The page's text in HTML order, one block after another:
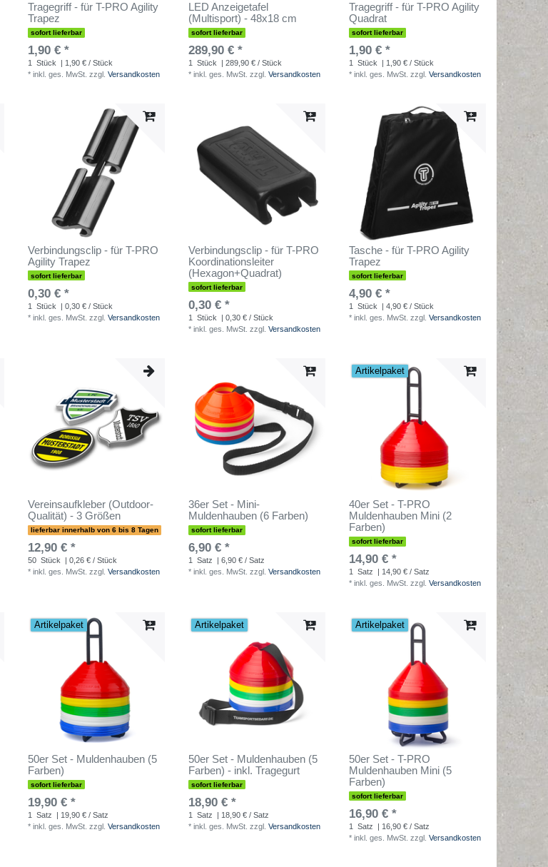
Tragegriff - für T-PRO Agility
Trapez
sofort lieferbar
1,90 € *
1 Stück
| 1,90 € / Stück
* inkl. ges. MwSt. zzgl. Versandkosten
LED Anzeigetafel
(Multisport) - 48x18 cm
sofort lieferbar
289,90 € *
1 Stück
| 289,90 € / Stück
* inkl. ges. MwSt. zzgl. Versandkosten
Tragegriff - für T-PRO Agility
Quadrat
sofort lieferbar
1,90 € *
1 Stück
| 1,90 € / Stück
* inkl. ges. MwSt. zzgl. Versandkosten
Verbindungsclip - für T-PRO
Agility Trapez
sofort lieferbar
0,30 € *
1 Stück
| 0,30 € / Stück
* inkl. ges. MwSt. zzgl. Versandkosten
Verbindungsclip - für T-PRO
Koordinationsleiter
(Hexagon+Quadrat)
sofort lieferbar
0,30 € *
1 Stück
| 0,30 € / Stück
* inkl. ges. MwSt. zzgl. Versandkosten
Tasche - für T-PRO Agility
Trapez
sofort lieferbar
4,90 € *
1 Stück
| 4,90 € / Stück
* inkl. ges. MwSt. zzgl. Versandkosten
Vereinsaufkleber (Outdoor-
Qualität) - 3 Größen
lieferbar innerhalb von 6 bis 8 Tagen
12,90 € *
50 Stück
| 0,26 € / Stück
* inkl. ges. MwSt. zzgl. Versandkosten
36er Set - Mini-
Muldenhauben (6 Farben)
sofort lieferbar
6,90 € *
1 Satz
| 6,90 € / Satz
* inkl. ges. MwSt. zzgl. Versandkosten
Artikelpaket
40er Set - T-PRO
Muldenhauben Mini (2
Farben)
sofort lieferbar
14,90 € *
1 Satz
| 14,90 € / Satz
* inkl. ges. MwSt. zzgl. Versandkosten
Artikelpaket
50er Set - Muldenhauben (5
Farben)
sofort lieferbar
19,90 € *
1 Satz
| 19,90 € / Satz
* inkl. ges. MwSt. zzgl. Versandkosten
Artikelpaket
50er Set - Muldenhauben (5
Farben) - inkl. Tragegurt
sofort lieferbar
18,90 € *
1 Satz
| 18,90 € / Satz
* inkl. ges. MwSt. zzgl. Versandkosten
Artikelpaket
50er Set - T-PRO
Muldenhauben Mini (5
Farben)
sofort lieferbar
16,90 € *
1 Satz
| 16,90 € / Satz
* inkl. ges. MwSt. zzgl. Versandkosten